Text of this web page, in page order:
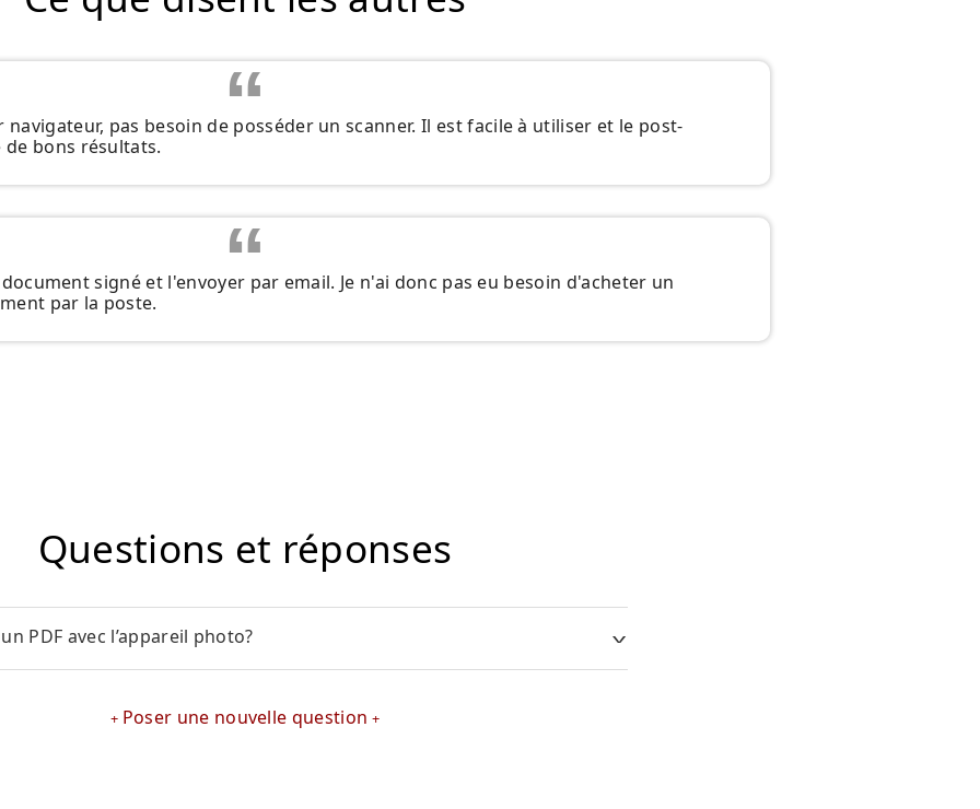
pas besoin de posséder un scanner. Il est facile à utiliser et le post-
bons résultats.
signé et l'envoyer par email. Je n'ai donc pas eu besoin d'acheter un
par la poste.
Questions et réponses
PDF avec l’appareil photo?
Poser une nouvelle question